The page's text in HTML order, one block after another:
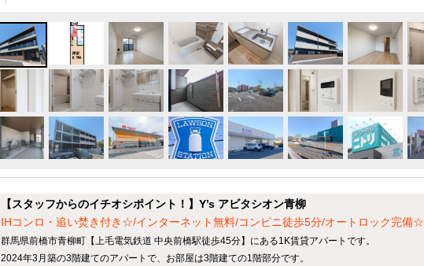
【スタッフからのイチオシポイント！】Y’s アビタシオン青柳
IHコンロ・追い焚き付き☆/インターネット無料/コンビニ徒歩5分/オートロック完備☆
群馬県前橋市青柳町【上毛電気鉄道 中央前橋駅徒歩45分】にある1K賃貸アパートです。
2024年3月築の3階建てのアパートで、お部屋は3階建ての1階部分です。